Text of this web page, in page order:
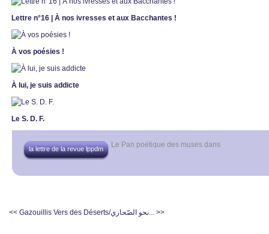
Lettre n°16 | À nos ivresses et aux Bacchantes !
À vos poésies !
À lui, je suis addicte
Le S. D. F.
Le Pan poétique des muses dans
la lettre de la revue lppdm
<< Gazouillis Vers des Déserts/نحو الصّحاري... >>